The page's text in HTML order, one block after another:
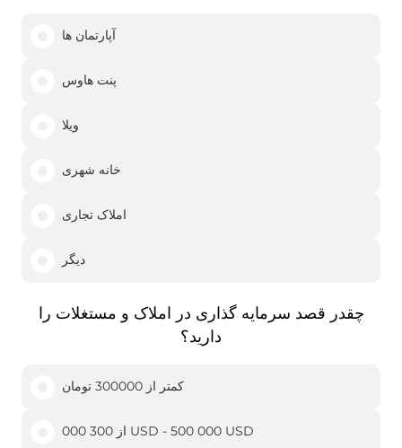
آپارتمان ها
پنت هاوس
ویلا
خانه شهری
املاک تجاری
دیگر
چقدر قصد سرمایه گذاری در املاک و مستغلات را
دارید؟
کمتر از 300000 تومان
از 300 000 USD - 500 000 USD